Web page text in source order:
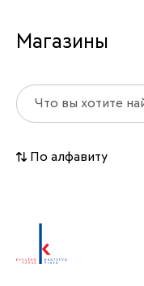
Магазины
По алфавиту